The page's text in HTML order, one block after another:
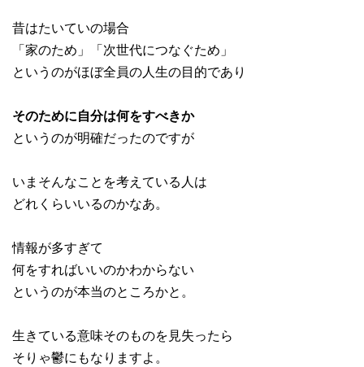
昔はたいていの場合
「家のため」「次世代につなぐため」
というのがほぼ全員の人生の目的であり
そのために自分は何をすべきか
というのが明確だったのですが
いまそんなことを考えている人は
どれくらいいるのかなあ。
情報が多すぎて
何をすればいいのかわからない
というのが本当のところかと。
生きている意味そのものを見失ったら
そりゃ鬱にもなりますよ。